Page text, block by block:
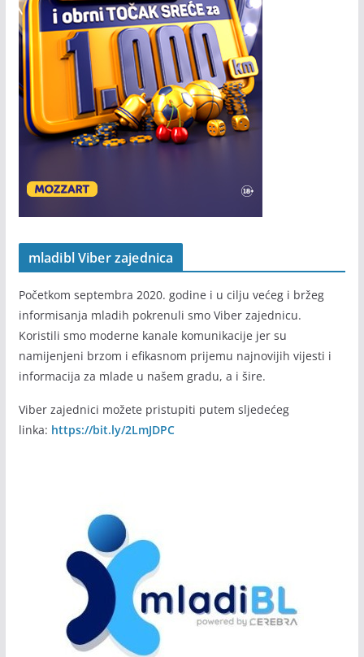
mladibl Viber zajednica
Početkom septembra 2020. godine i u cilju većeg i bržeg
Koristili smo moderne kanale komunikacije jer su
namijenjeni brzom i efikasnom prijemu najnovijih vijesti i
https://bit.ly/2LmJDPC